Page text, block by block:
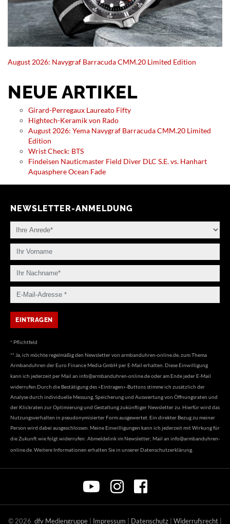
August 2026: Navygraf Barracuda CMM.20 Limited Edition
NEUE ARTIKEL
Girard-Perregaux Laureato Fifty
Hightech-Keramik von Rado
August 2026: Yema Navygraf Barracuda CMM.20 Limited
Edition
Wrist Check: BTS
Findeisen Nauticmaster Field Diver DLC S.E. vs. Hanhart
Aquasphere Ocean Fade
NEWSLETTER-ANMELDUNG
* Pflichtfeld
** Ja, ich möchte regelmäßig den Newsletter von armbanduhren-online.de, zum Thema
Armbanduhren der Euro Finance Media GmbH per E-Mail erhalten. Diese Einwilligung
kann ich jederzeit per Mail an info@armbanduhren-online.deoder am Ende jeder E-Mail
widerrufen.Durch die Bestätigung des «Eintragen»-Buttons stimme ich zusätzlich der
Analyse durch individuelle Messung, Speicherung und Auswertung von Öffnungsraten und
der Klickraten zur Optimierung und Gestaltung zukünftiger Newsletter zu. Hierfür wird das
Nutzungsverhalten in pseudonymisierter Form ausgewertet. Ein direkter Bezug zu meiner
Person wird dabei ausgeschlossen. Meine Einwilligungen kann ich jederzeit mit Wirkung für
die Zukunft wie folgt widerrufen: Abmeldelink im Newsletter; Mail an info@armbanduhren-
online.de . Weitere Informationen erhalten Sie in unserer Datenschutzerklärung
© 2026 dfv Mediengruppe Impressum Datenschutz Widerrufsrecht